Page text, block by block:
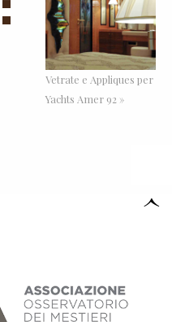
Vetrate e Appliques per
Yachts Amer 92 »